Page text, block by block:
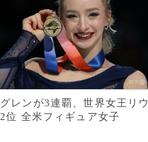
グレンが3連覇、世界女王リウ
2位 全米フィギュア女子